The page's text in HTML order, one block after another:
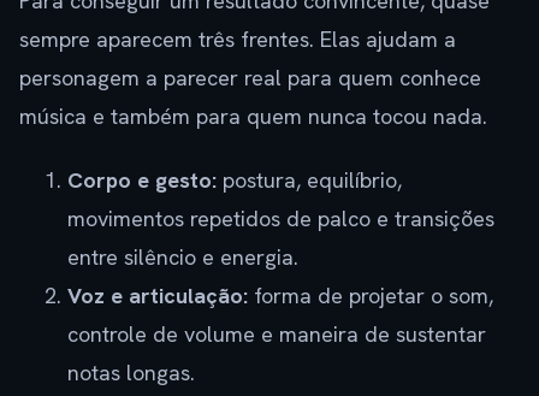
sempre aparecem três frentes. Elas ajudam a
personagem a parecer real para quem conhece
música e também para quem nunca tocou nada.
Corpo e gesto: postura, equilíbrio,
movimentos repetidos de palco e transições
entre silêncio e energia.
Voz e articulação: forma de projetar o som,
controle de volume e maneira de sustentar
notas longas.